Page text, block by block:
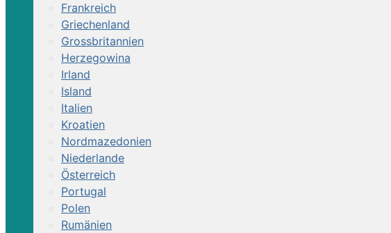
Frankreich
Griechenland
Grossbritannien
Herzegowina
Irland
Island
Italien
Kroatien
Nordmazedonien
Niederlande
Österreich
Portugal
Polen
Rumänien